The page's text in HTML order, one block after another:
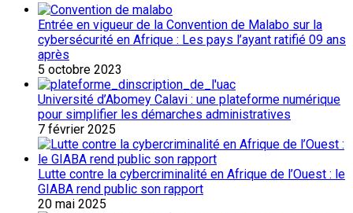
Entrée en vigueur de la Convention de Malabo sur la
cybersécurité en Afrique : Les pays l’ayant ratifié 09 ans
après
5 octobre 2023
Université d’Abomey Calavi : une plateforme numérique
pour simplifier les démarches administratives
7 février 2025
Lutte contre la cybercriminalité en Afrique de l’Ouest : le
GIABA rend public son rapport
20 mai 2025